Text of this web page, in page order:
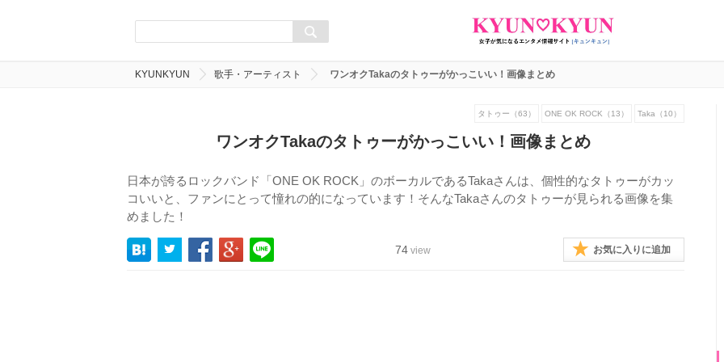
KYUNKYUN 歌手・アーティスト ワンオクTakaのタトゥーがかっこいい！画像まとめ
タトゥー（63） ONE OK ROCK（13） Taka（10）
ワンオクTakaのタトゥーがかっこいい！画像まとめ
日本が誇るロックバンド「ONE OK ROCK」のボーカルであるTakaさんは、個性的なタトゥーがカッ
コいいと、ファンにとって憧れの的になっています！そんなTakaさんのタトゥーが見られる画像を集
めました！
74 view お気に入りに追加